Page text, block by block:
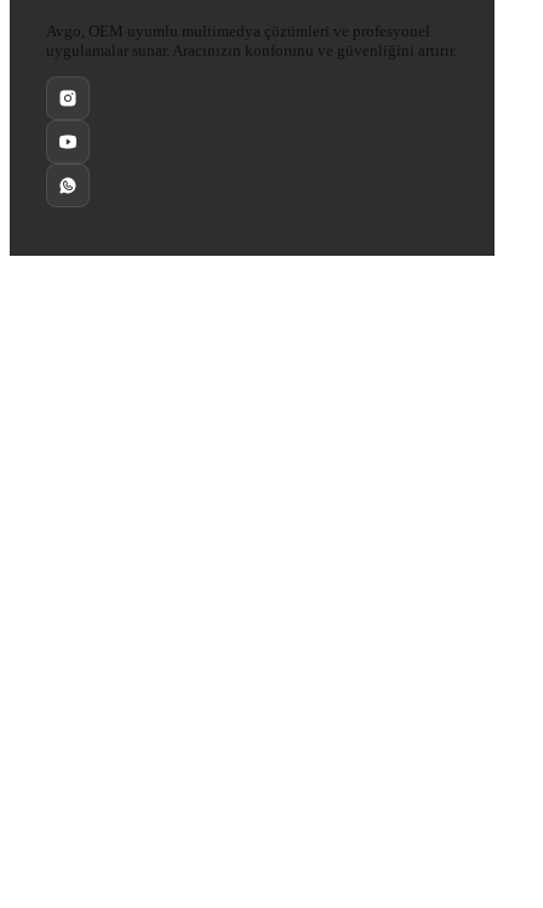
Avgo, OEM uyumlu multimedya çözümleri ve profesyonel
uygulamalar sunar. Aracınızın konforunu ve güvenliğini artırır.